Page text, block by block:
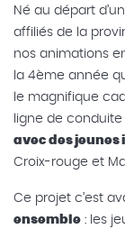
Né au départ
affiliés de la
nos animations
la 4ème année
le magnifique
ligne de conduite
avec des
Croix-rouge et
Ce projet c’est
ensemble : les